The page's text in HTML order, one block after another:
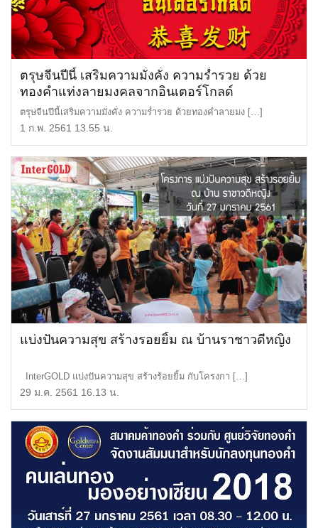
ตรุษจีนปีนี้ เสริมความมั่งคั่ง ความร่ำรวย ด้วย
ทองคำแท่งลายมงคลจากอินเตอร์โกลด์
ตรุษจีนปีนี้เสริมความมั่งคั่ง ความร่ำรวย ด้วยทองคำลายมง […]
1 ก.พ. 2561 13.55 น.
แบ่งปันความสุข สร้างรอยยิ้ม ณ บ้านราชาวดีหญิง
InterGOLD แบ่งปันความสุข สร้างร้อยยิ้ม กับโครงกา […]
29 ม.ค. 2561 16.13 น.